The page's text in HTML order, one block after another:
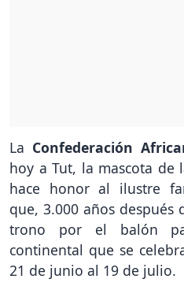
La Confederación
hoy a Tut, la mascota de
hace honor al ilustre
que, 3.000 años después
trono por el balón
continental que se
21 de junio al 19 de julio.